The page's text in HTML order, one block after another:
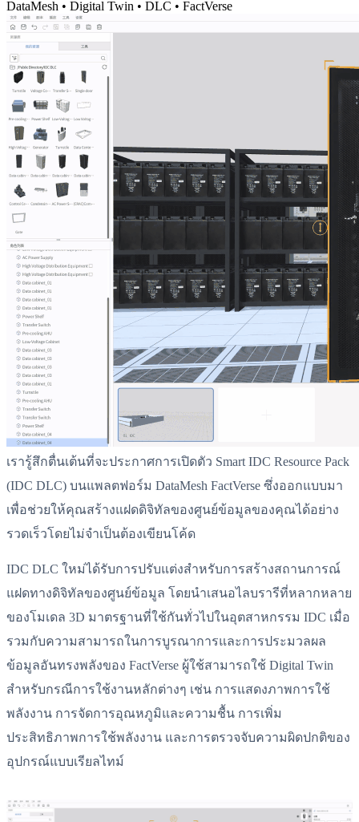
DataMesh • Digital Twin • DLC • FactVerse
เรารู้สึกตื่นเต้นที่จะประกาศการเปิดตัว Smart IDC Resource Pack
(IDC DLC) บนแพลตฟอร์ม DataMesh FactVerse ซึ่งออกแบบมา
เพื่อช่วยให้คุณสร้างแฝดดิจิทัลของศูนย์ข้อมูลของคุณได้อย่าง
รวดเร็วโดยไม่จำเป็นต้องเขียนโค้ด
IDC DLC ใหม่ได้รับการปรับแต่งสำหรับการสร้างสถานการณ์
แฝดทางดิจิทัลของศูนย์ข้อมูล โดยนำเสนอไลบรารีที่หลากหลาย
ของโมเดล 3D มาตรฐานที่ใช้กันทั่วไปในอุตสาหกรรม IDC เมื่อ
รวมกับความสามารถในการบูรณาการและการประมวลผล
ข้อมูลอันทรงพลังของ FactVerse ผู้ใช้สามารถใช้ Digital Twin
สำหรับกรณีการใช้งานหลักต่างๆ เช่น การแสดงภาพการใช้
พลังงาน การจัดการอุณหภูมิและความชื้น การเพิ่ม
ประสิทธิภาพการใช้พลังงาน และการตรวจจับความผิดปกติของ
อุปกรณ์แบบเรียลไทม์